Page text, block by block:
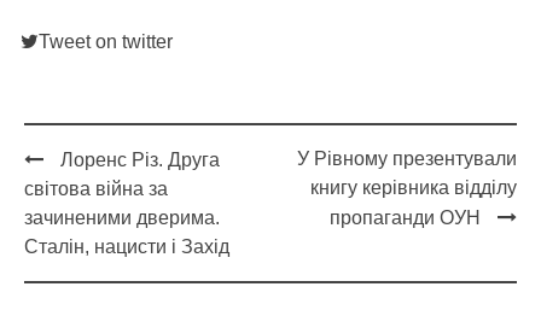
Tweet on twitter
Post
navigation
Лоренс Різ. Друга
світова війна за
зачиненими дверима.
Сталін, нацисти і Захід
У Рівному презентували
книгу керівника відділу
пропаганди ОУН